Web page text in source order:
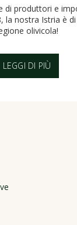
di produttori e
la nostra Istria è
olivicola!
LEGGI DI PIÙ